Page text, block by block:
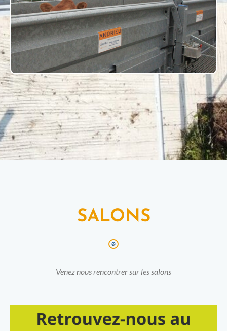
SALONS
Venez nous rencontrer sur les salons